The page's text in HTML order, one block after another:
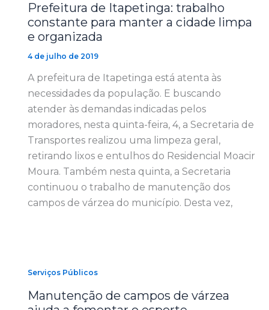
Prefeitura de Itapetinga: trabalho
constante para manter a cidade limpa
e organizada
4 de julho de 2019
A prefeitura de Itapetinga está atenta às
necessidades da população. E buscando
atender às demandas indicadas pelos
moradores, nesta quinta-feira, 4, a Secretaria de
Transportes realizou uma limpeza geral,
retirando lixos e entulhos do Residencial Moacir
Moura. Também nesta quinta, a Secretaria
continuou o trabalho de manutenção dos
campos de várzea do município. Desta vez,
Serviços Públicos
Manutenção de campos de várzea